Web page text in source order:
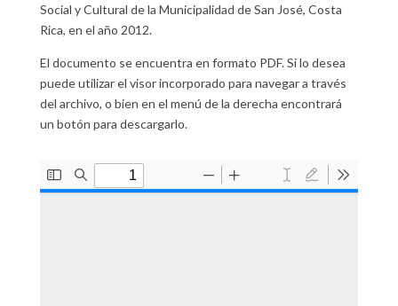
Social y Cultural de la Municipalidad de San José, Costa
Rica, en el año 2012.
El documento se encuentra en formato PDF. Si lo desea
puede utilizar el visor incorporado para navegar a través
del archivo, o bien en el menú de la derecha encontrará
un botón para descargarlo.